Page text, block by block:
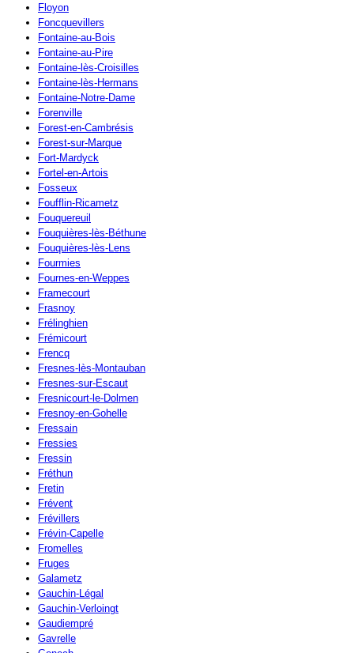
Floyon
Foncquevillers
Fontaine-au-Bois
Fontaine-au-Pire
Fontaine-lès-Croisilles
Fontaine-lès-Hermans
Fontaine-Notre-Dame
Forenville
Forest-en-Cambrésis
Forest-sur-Marque
Fort-Mardyck
Fortel-en-Artois
Fosseux
Foufflin-Ricametz
Fouquereuil
Fouquières-lès-Béthune
Fouquières-lès-Lens
Fourmies
Fournes-en-Weppes
Framecourt
Frasnoy
Frélinghien
Frémicourt
Frencq
Fresnes-lès-Montauban
Fresnes-sur-Escaut
Fresnicourt-le-Dolmen
Fresnoy-en-Gohelle
Fressain
Fressies
Fressin
Fréthun
Fretin
Frévent
Frévillers
Frévin-Capelle
Fromelles
Fruges
Galametz
Gauchin-Légal
Gauchin-Verloingt
Gaudiempré
Gavrelle